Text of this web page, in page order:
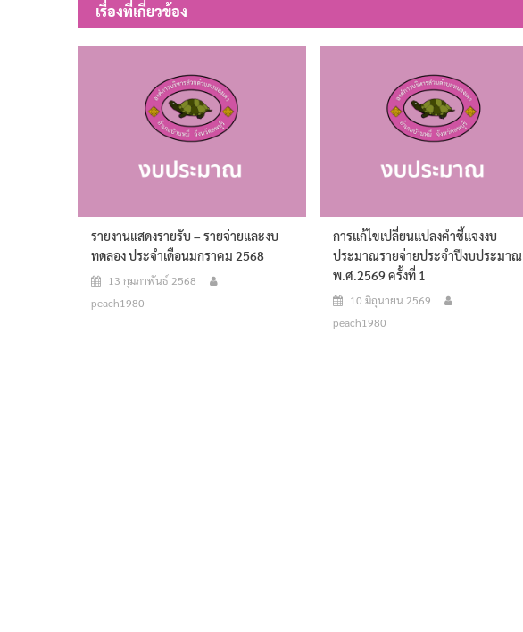
เรื่องที่เกี่ยวข้อง
รายงานแสดงรายรับ – รายจ่ายและงบ
ทดลอง ประจำเดือนมกราคม 2568
13 กุมภาพันธ์ 2568
peach1980
การแก้ไขเปลี่ยนแปลงคำชี้แจงงบ
ประมาณรายจ่ายประจำปีงบประมาณ
พ.ศ.2569 ครั้งที่ 1
10 มิถุนายน 2569
peach1980